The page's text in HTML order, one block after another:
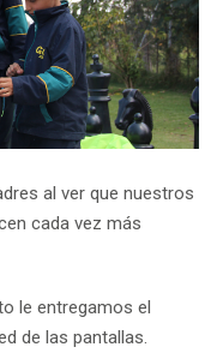
al ver que nuestros
cada vez más
le entregamos el
de las pantallas.